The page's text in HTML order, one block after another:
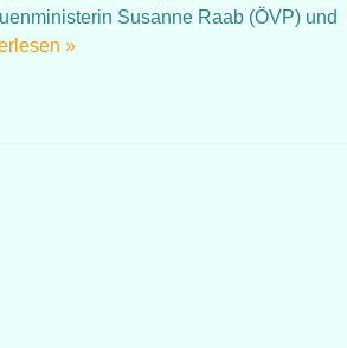
Susanne Raab (ÖVP) und
»